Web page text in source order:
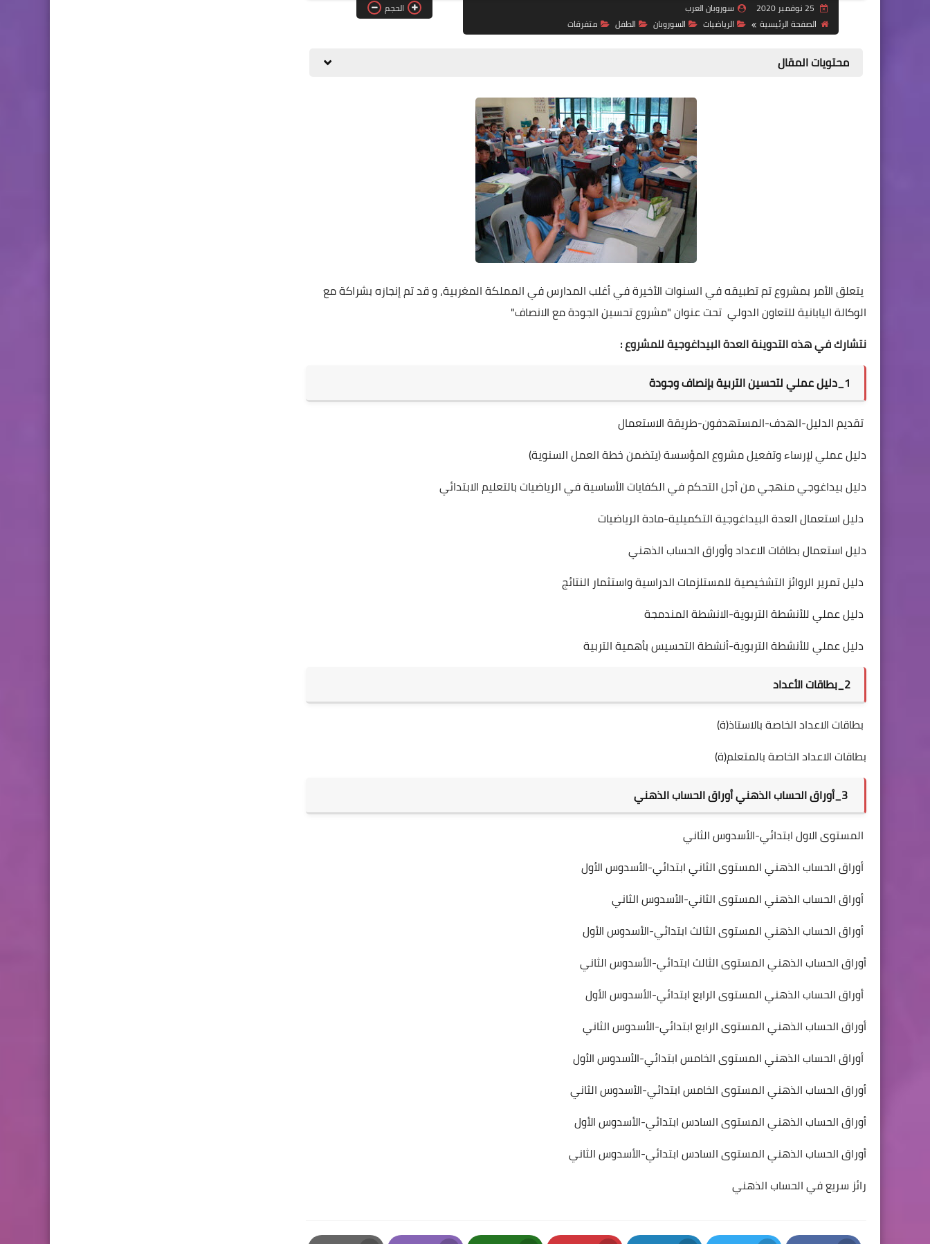
سوروبان العرب
الصفحة الرئيسية
الرياضيات السوروبان الطفل متفرقات
الحجم
محتويات المقال
يتعلق الأمر بمشروع تم تطبيقه في السنوات الأخيرة في أغلب المدارس في المملكة المغربية، و قد تم إنجازه بشراكة مع
الوكالة اليابانية للتعاون الدولي تحت عنوان "مشروع تحسين الجودة مع الانصاف"
نتشارك في هذه التدوينة العدة البيداغوجية للمشروع :
1_دليل عملي لتحسين التربية بإنصاف وجودة
​تقديم الدليل-الهدف-المستهدفون-طريقة الاستعمال
​دليل عملي لإرساء وتفعيل مشروع المؤسسة (يتضمن خطة العمل السنوية)
​دليل بيداغوجي منهجي من أجل التحكم في الكفايات الأساسية في الرياضيات بالتعليم الابتدائي
​دليل استعمال العدة البيداغوجية التكميلية-مادة الرياضيات
​دليل استعمال بطاقات الاعداد وأوراق الحساب الذهني
​دليل تمرير الروائز التشخيصية للمستلزمات الدراسية واستثمار النتائج
​دليل عملي للأنشطة التربوية-الانشطة المندمجة
​دليل عملي للأنشطة التربوية-أنشطة التحسيس بأهمية التربية
2_بطاقات الأعداد
​بطاقات الاعداد الخاصة بالاستاذ(ة)
​بطاقات الاعداد الخاصة بالمتعلم(ة)
المستوى الاول ابتدائي-الأسدوس الثاني
​أوراق الحساب الذهني المستوى الثاني ابتدائي-الأسدوس الأول
​أوراق الحساب الذهني المستوى الثاني-الأسدوس الثاني
​أوراق الحساب الذهني المستوى الثالث ابتدائي-الأسدوس الأول
​أوراق الحساب الذهني المستوى الثالث ابتدائي-الأسدوس الثاني
​أوراق الحساب الذهني المستوى الرابع ابتدائي-الأسدوس الأول
​أوراق الحساب الذهني المستوى الرابع ابتدائي-الأسدوس الثاني
​أوراق الحساب الذهني المستوى الخامس ابتدائي-الأسدوس الأول
​أوراق الحساب الذهني المستوى الخامس ابتدائي-الأسدوس الثاني
​أوراق الحساب الذهني المستوى السادس ابتدائي-الأسدوس الأول
​أوراق الحساب الذهني المستوى السادس ابتدائي-الأسدوس الثاني ​
رائز سريع في الحساب الذهني